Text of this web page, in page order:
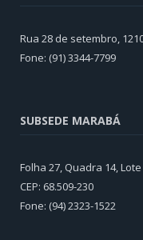
Rua 28 de setembro,
Fone: (91) 3344-7799
SUBSEDE MARABÁ
Folha 27, Quadra 14,
CEP: 68.509-230
Fone: (94) 2323-1522